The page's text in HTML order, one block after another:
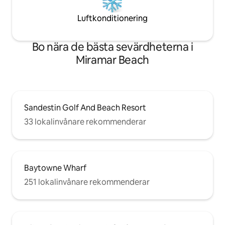
Luftkonditionering
Bo nära de bästa sevärdheterna i
Miramar Beach
Sandestin Golf And Beach Resort
33 lokalinvånare rekommenderar
Baytowne Wharf
251 lokalinvånare rekommenderar